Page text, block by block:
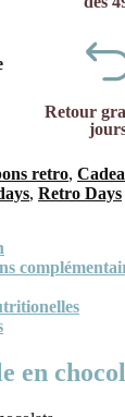
Retour
retro,
, Retro Days
en